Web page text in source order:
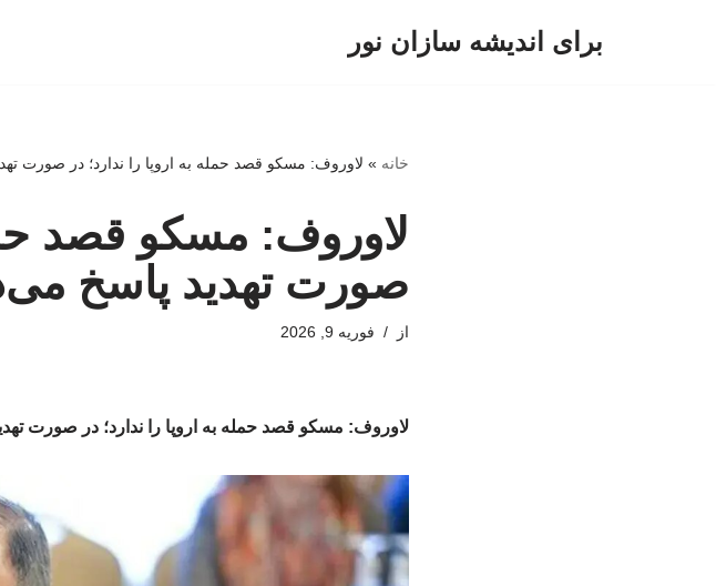
برای اندیشه سازان نور
خانه » لاوروف: مسکو قصد حمله به اروپا را ندارد؛ در صورت
لاوروف: مسکو قصد
صورت تهدید پاسخ
از فوریه 9, 2026
لاوروف: مسکو قصد حمله به اروپا را ندارد؛ در صورت